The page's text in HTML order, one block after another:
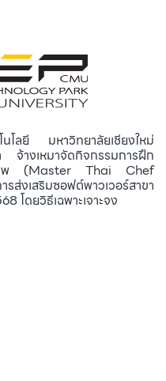
นโลยี มหาวิทยาลัยเชียงใหม่
จ้างเหมาจัดกิจกรรมการฝึก
าชีพ (Master Thai Chef
งเสริมซอฟต์พาวเวอร์สาขา
โดยวิธีเฉพาะเจาะจง